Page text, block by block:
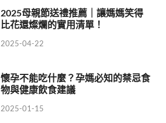
2025母親節送禮推薦｜讓媽媽笑得
比花還燦爛的實用清單！
2025-04-22
懷孕不能吃什麼？孕媽必知的禁忌食
物與健康飲食建議
2025-01-15